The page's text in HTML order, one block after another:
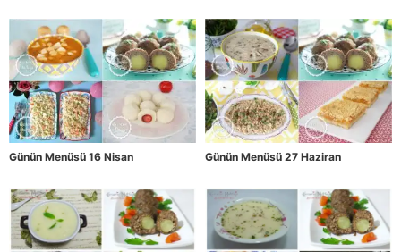
Günün Menüsü 16 Nisan Günün Menüsü 27 Haziran